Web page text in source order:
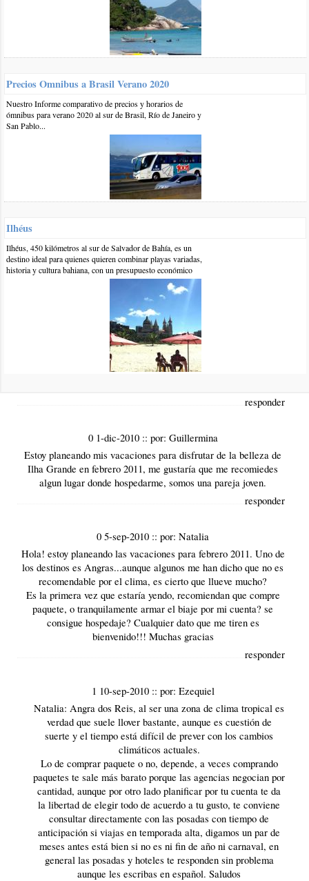
0 8-ago-2012::por: Nico
Hola queria saber si para la 2da quincena de febrero necesito
tener reservado algo o ir y conseguir alla, somos 4 y queremos
ir unos 10 dias. Que es mas lindo para ir a vacacionar, angra
quisiera saber si hay un paquete por 15 días a Angra o Ilha
Grande o me conviene pasaje y buscar allá hospedaje. Si tenés
precio de ambas opciones mejor. Gracias
Hola , me gustari saber si fines de octubre es buena epoca para
viajar a Angra, al clima me refiero.Gracias.
0 1-ago-2011::por:
Hola ! les cuento que viajo en un crucero(costa magica) el 25
de enero de 2012, y la primer parada es en Ilha gde de las 10
am hasta las 20 hs, somos matrimonio con 3 niños de 12, 8 y 2
años, quisiera me orientes que lugares no me tengo que perder,
responder
0 1-dic-2010 :: por: Guillermina
Estoy planeando mis vacaciones para disfrutar de la belleza de
Ilha Grande en febrero 2011, me gustaría que me recomiedes
algun lugar donde hospedarme, somos una pareja joven.
responder
0 5-sep-2010 ::por:Natalia
Hola! estoy planeando las vacaciones para febrero 2011. Uno de
los destinos es Angras...aunque algunos me han dicho que no es
recomendable por el clima, es cierto que llueve mucho?
Es la primera vez que estaría yendo, recomiendan que compre
paquete, o tranquilamente armar el biaje por mi cuenta? se
consigue hospedaje? Cualquier dato que me tiren es
bienvenido!!! Muchas gracias
responder
1 10-sep-2010 :: por: Ezequiel
Natalia: Angra dos Reis, al ser una zona de clima tropical es
verdad que suele llover bastante, aunque es cuestión de
suerte y el tiempo está difícil de prever con los cambios
climáticos actuales.
Lo de comprar paquete o no, depende, a veces comprando
paquetes te sale más barato porque las agencias negocian por
cantidad, aunque por otro lado planificar por tu cuenta te da
la libertad de elegir todo de acuerdo a tu gusto, te conviene
consultar directamente con las posadas con tiempo de
anticipación si viajas en temporada alta, digamos un par de
meses antes está bien si no es ni fin de año ni carnaval, en
general las posadas y hoteles te responden sin problema
aunque les escribas en español. Saludos
Precios Omnibus a Brasil Verano 2020
Nuestro Informe comparativo de precios y horarios de
ómnibus para verano 2020 al sur de Brasil, Río de Janeiro y
San Pablo...
Ilhéus
Ilhéus, 450 kilómetros al sur de Salvador de Bahía, es un
destino ideal para quienes quieren combinar playas variadas,
historia y cultura bahiana, con un presupuesto económico